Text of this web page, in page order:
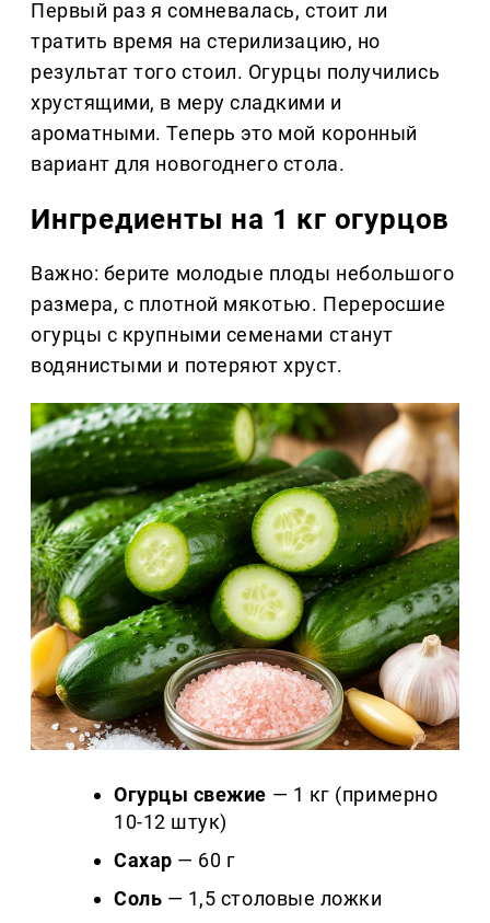
Первый раз я сомневалась, стоит ли
тратить время на стерилизацию, но
результат того стоил. Огурцы получились
хрустящими, в меру сладкими и
ароматными. Теперь это мой коронный
вариант для новогоднего стола.
Ингредиенты на 1 кг огурцов
Важно: берите молодые плоды небольшого
размера, с плотной мякотью. Переросшие
огурцы с крупными семенами станут
водянистыми и потеряют хруст.
Огурцы свежие — 1 кг (примерно
10-12 штук)
Сахар — 60 г
Соль — 1,5 столовые ложки